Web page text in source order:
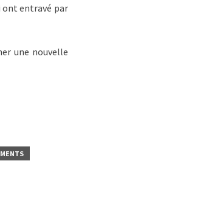
ont entravé par
une nouvelle